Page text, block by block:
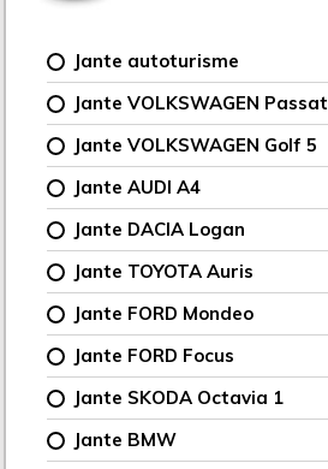
Jante autoturisme
Jante VOLKSWAGEN Passat
Jante VOLKSWAGEN Golf 5
Jante AUDI A4
Jante DACIA Logan
Jante TOYOTA Auris
Jante FORD Mondeo
Jante FORD Focus
Jante SKODA Octavia 1
Jante BMW